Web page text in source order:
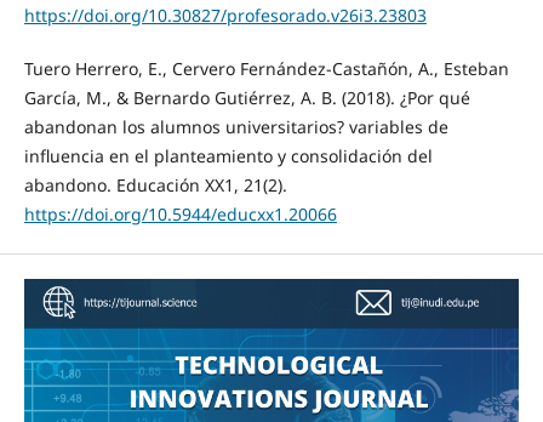
https://doi.org/10.30827/profesorado.v26i3.23803
Tuero Herrero, E., Cervero Fernández-Castañón, A., Esteban
García, M., & Bernardo Gutiérrez, A. B. (2018). ¿Por qué
abandonan los alumnos universitarios? variables de
influencia en el planteamiento y consolidación del
abandono. Educación XX1, 21(2).
https://doi.org/10.5944/educxx1.20066